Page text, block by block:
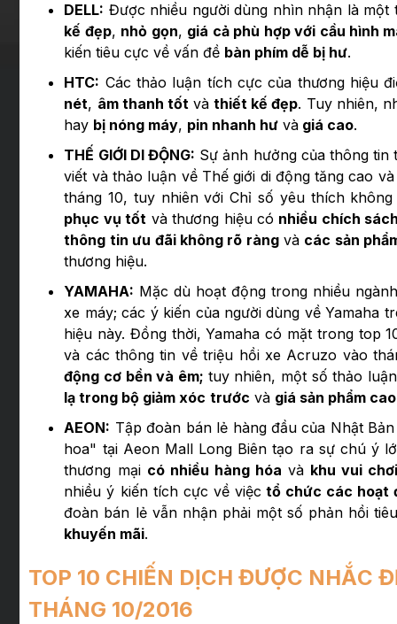
DELL: Được nhiều người dùng nhìn nhận là
kế đẹp, nhỏ gọn, giá cả phù hợp với cầu hình
kiến tiêu cực về vấn đề bàn phím dễ bị hư.
HTC: Các thảo luận tích cực của thương hiệu
nét, âm thanh tốtvàthiết kế đẹp. Tuy nhiên,
hay bị nóng máy, pin nhanh hư và giá cao.
THẾ GIỚI DI ĐỘNG: Sự ảnh hưởng của thông tin
viết và thảo luận về Thế giới di động tăng cao
tháng 10, tuy nhiên với Chỉ số yêu thích
phục vụ tốt và thương hiệu có nhiều chích
thông tin ưu đãi không rõ ràngvà các sản
thương hiệu.
YAMAHA: Mặc dù hoạt động trong nhiều
xe máy; các ý kiến của người dùng về Yamaha
hiệu này. Đồng thời, Yamaha có mặt trong top
và các thông tin về triệu hồi xe Acruzo vào
động cơ bền và êm; tuy nhiên, một số thảo
lạ trong bộ giảm xóc trước và giá sản phẩm
AEON: Tập đoàn bán lẻ hàng đầu của Nhật
hoa" tại Aeon Mall Long Biên tạo ra sự chú ý
thương mại có nhiều hàng hóa và khu vui
nhiều ý kiến tích cực về việc tổ chức các hoạt
đoàn bán lẻ vẫn nhận phải một số phản hồi
khuyến mãi.
TOP 10 CHIẾN DỊCH ĐƯỢC NHẮC
THÁNG 10/2016